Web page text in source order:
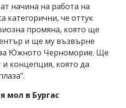
начина на работа на
категорични, че оттук
промяна, която ще
и ще му възвърне
Южното Черноморие. Ще
концепция, която да
мол в Бургас